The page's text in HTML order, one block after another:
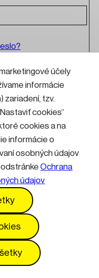
účely
informácie
zariadení, tzv.
cookies“
cookies a na
informácie o
osobných údajov
Ochrana
údajov
pre návštevníkov
Služby